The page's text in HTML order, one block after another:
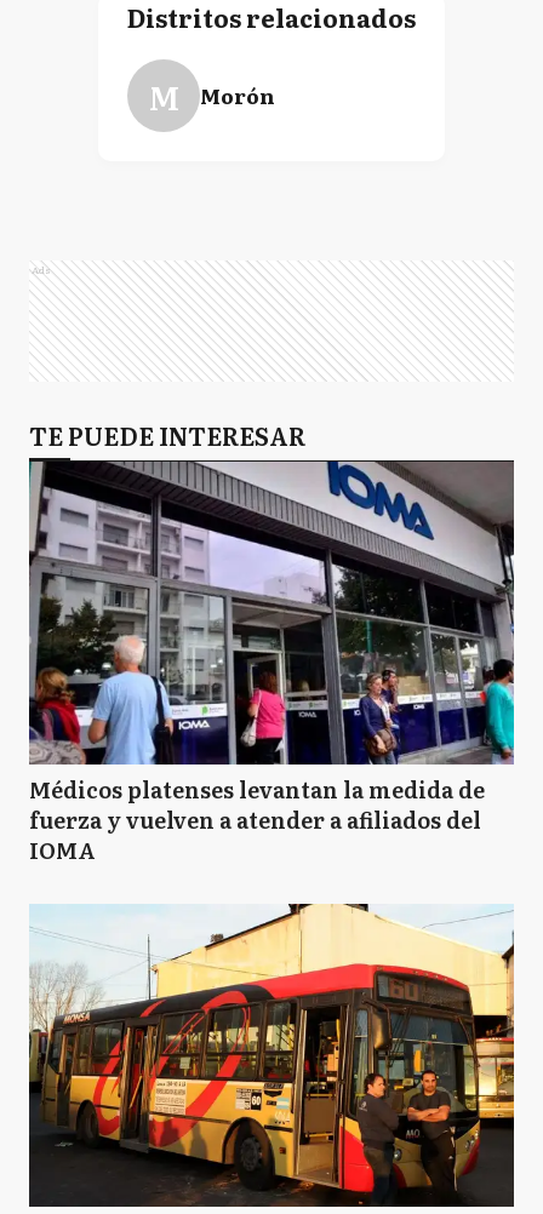
Distritos relacionados
M Morón
Ads
TE PUEDE INTERESAR
Médicos platenses levantan la medida de
fuerza y vuelven a atender a afiliados del
IOMA